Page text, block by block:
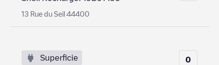
13 Rue du Seil 44400
Superficie 0